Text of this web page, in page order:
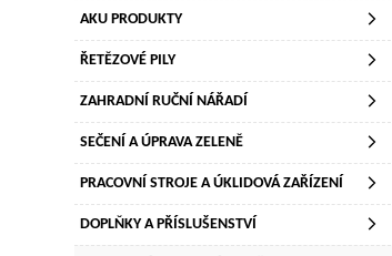
AKU PRODUKTY
ŘETĚZOVÉ PILY
ZAHRADNÍ RUČNÍ NÁŘADÍ
SEČENÍ A ÚPRAVA ZELENĚ
PRACOVNÍ STROJE A ÚKLIDOVÁ ZAŘÍZENÍ
DOPLŇKY A PŘÍSLUŠENSTVÍ